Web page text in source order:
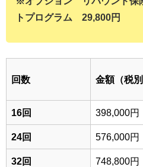
トプログラム 29,800円
回数 金額（税別
16回 398,000円
24回 576,000円
32回 748,800円